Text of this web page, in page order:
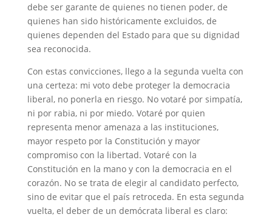
debe ser garante de quienes no tienen poder, de
quienes han sido históricamente excluidos, de
quienes dependen del Estado para que su dignidad
sea reconocida.
Con estas convicciones, llego a la segunda vuelta con
una certeza: mi voto debe proteger la democracia
liberal, no ponerla en riesgo. No votaré por simpatía,
ni por rabia, ni por miedo. Votaré por quien
representa menor amenaza a las instituciones,
mayor respeto por la Constitución y mayor
compromiso con la libertad. Votaré con la
Constitución en la mano y con la democracia en el
corazón. No se trata de elegir al candidato perfecto,
sino de evitar que el país retroceda. En esta segunda
vuelta, el deber de un demócrata liberal es claro: